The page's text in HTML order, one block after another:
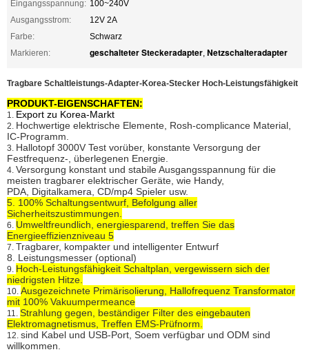
Eingangsspannung: 100~240V
Ausgangsstrom:
12V 2A
Farbe:
Schwarz
Markieren:
geschalteter Steckeradapter, Netzschalteradapter
Tragbare Schaltleistungs-Adapter-Korea-Stecker Hoch-Leistungsfähigkeit
PRODUKT-EIGENSCHAFTEN:
1. Export zu Korea-Markt
2. Hochwertige elektrische Elemente, Rosh-complicance Material,
IC-Programm.
3. Hallotopf 3000V Test vorüber, konstante Versorgung der
Festfrequenz-, überlegenen Energie.
4. Versorgung konstant und stabile Ausgangsspannung für die
meisten tragbarer elektrischer Geräte, wie Handy,
PDA, Digitalkamera, CD/mp4 Spieler usw.
5. 100% Schaltungsentwurf, Befolgung aller
Sicherheitszustimmungen.
6. Umweltfreundlich, energiesparend, treffen Sie das
Energieeffizienzniveau 5
7. Tragbarer, kompakter und intelligenter Entwurf
8. Leistungsmesser (optional)
9. Hoch-Leistungsfähigkeit Schaltplan, vergewissern sich der
niedrigsten Hitze.
10. Ausgezeichnete Primärisolierung, Hallofrequenz Transformator
mit 100% Vakuumpermeance
11. Strahlung gegen, beständiger Filter des eingebauten
Elektromagnetismus, Treffen EMS-Prüfnorm.
12. sind Kabel und USB-Port, Soem verfügbar und ODM sind
willkommen.